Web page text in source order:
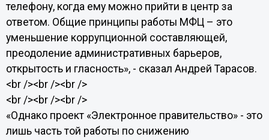
телефону, когда ему можно прийти в центр за
ответом. Общие принципы работы МФЦ – это
уменьшение коррупционной составляющей,
преодоление административных барьеров,
открытость и гласность», - сказал Андрей Тарасов.
<br /><br /><br />
<br /><br /><br />
«Однако проект «Электронное правительство» - это
лишь часть той работы по снижению